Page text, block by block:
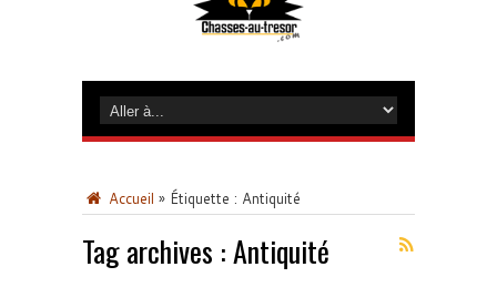
Accueil » Étiquette : Antiquité
Tag archives :Antiquité